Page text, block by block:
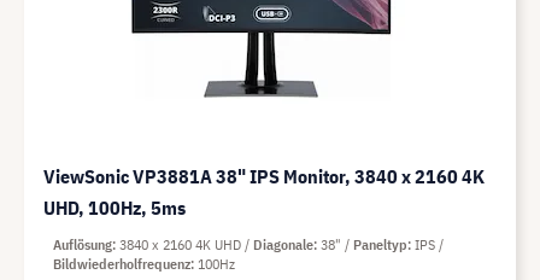
ViewSonic VP3881A 38" IPS Monitor, 3840 x 2160 4K
UHD, 100Hz, 5ms
Auflösung 3840 x 2160 4K UHD Diagonale 38" Paneltyp IPS
Bildwiederholfrequenz 100Hz